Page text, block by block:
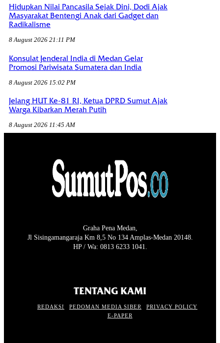
Hidupkan Nilai Pancasila Sejak Dini, Dodi Ajak
Masyarakat Bentengi Anak dari Gadget dan
Radikalisme
8 August 2026 21:11 PM
Konsulat Jenderal India di Medan Gelar
Promosi Pariwisata Sumatera dan India
8 August 2026 15:02 PM
Jelang HUT Ke-81 RI, Ketua DPRD Sumut Ajak
Warga Kibarkan Merah Putih
8 August 2026 11:45 AM
Graha Pena Medan,
Jl Sisingamangaraja Km 8,5 No 134 Amplas-Medan 20148.
HP / Wa: 0813 6233 1041.
TENTANG KAMI
REDAKSI PEDOMAN MEDIA SIBER
PRIVACY POLICY
E-PAPER